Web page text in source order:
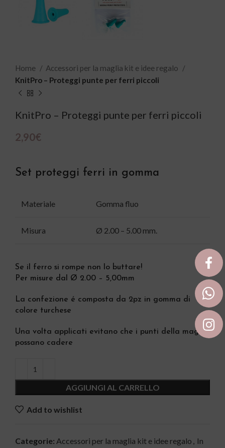
Home
Accessori per la maglia kit e idee regalo
KnitPro – Proteggi punte per ferri piccoli
KnitPro – Proteggi punte per ferri piccoli
2,90€
Set proteggi ferri in gomma
Materiale Gomma fluo
Misura Ø 2.00 – 5.00 mm.
Se il ferro si rompe non lo buttare!
Per misure dal Ø 2.00 – 5,00mm
La confezione é composta da 2pz in gomma di
colore turchese
Una volta applicati evitano che i punti della maglia
possano cadere
AGGIUNGI AL CARRELLO
Add to wishlist
Categorie: Accessori per la maglia kit e idee regalo , In